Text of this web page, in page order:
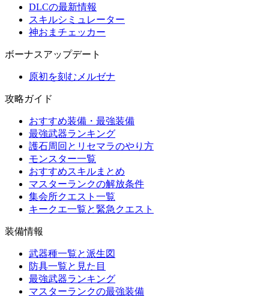
DLCの最新情報
スキルシミュレーター
神おまチェッカー
ボーナスアップデート
原初を刻むメルゼナ
攻略ガイド
おすすめ装備・最強装備
最強武器ランキング
護石周回とリセマラのやり方
モンスター一覧
おすすめスキルまとめ
マスターランクの解放条件
集会所クエスト一覧
キークエ一覧と緊急クエスト
装備情報
武器種一覧と派生図
防具一覧と見た目
最強武器ランキング
マスターランクの最強装備